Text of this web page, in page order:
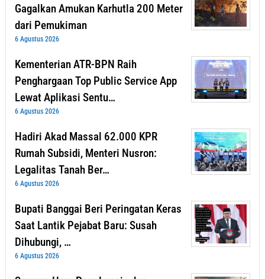
Gagalkan Amukan Karhutla 200 Meter
dari Pemukiman
6 Agustus 2026
Kementerian ATR-BPN Raih
Penghargaan Top Public Service App
Lewat Aplikasi Sentu…
6 Agustus 2026
Hadiri Akad Massal 62.000 KPR
Rumah Subsidi, Menteri Nusron:
Legalitas Tanah Ber…
6 Agustus 2026
Bupati Banggai Beri Peringatan Keras
Saat Lantik Pejabat Baru: Susah
Dihubungi, …
6 Agustus 2026